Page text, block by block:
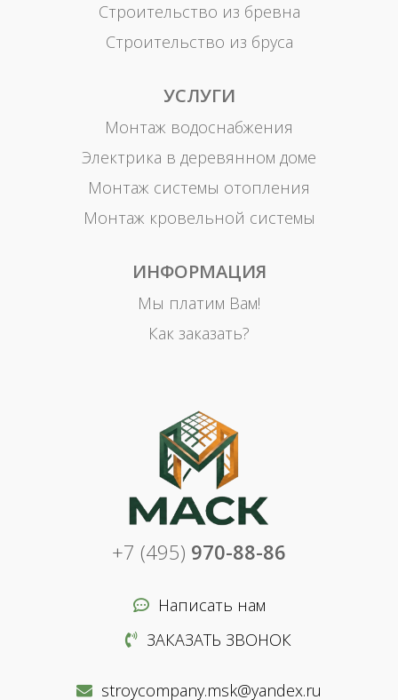
Строительство из бревна
Строительство из бруса
УСЛУГИ
Монтаж водоснабжения
Электрика в деревянном доме
Монтаж системы отопления
Монтаж кровельной системы
ИНФОРМАЦИЯ
Мы платим Вам!
Как заказать?
+7 (495) 970-88-86
Написать нам
ЗАКАЗАТЬ ЗВОНОК
stroycompany.msk@yandex.ru